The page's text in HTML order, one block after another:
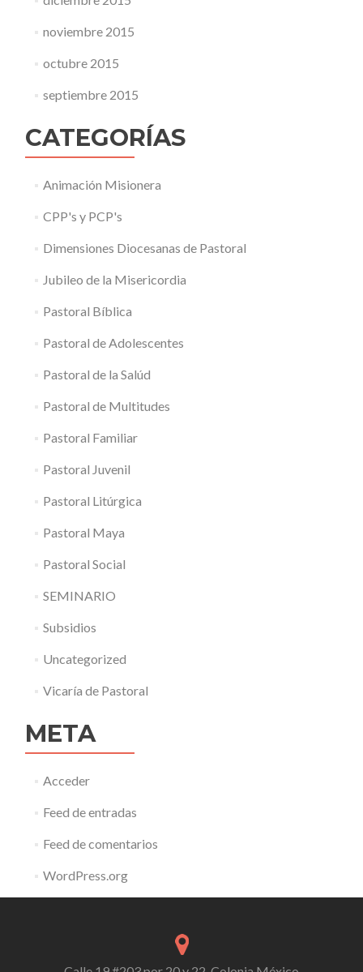
noviembre 2015
octubre 2015
septiembre 2015
CATEGORÍAS
Animación Misionera
CPP's y PCP's
Dimensiones Diocesanas de Pastoral
Jubileo de la Misericordia
Pastoral Bíblica
Pastoral de Adolescentes
Pastoral de la Salúd
Pastoral de Multitudes
Pastoral Familiar
Pastoral Juvenil
Pastoral Litúrgica
Pastoral Maya
Pastoral Social
SEMINARIO
Subsidios
Uncategorized
Vicaría de Pastoral
META
Acceder
Feed de entradas
Feed de comentarios
WordPress.org